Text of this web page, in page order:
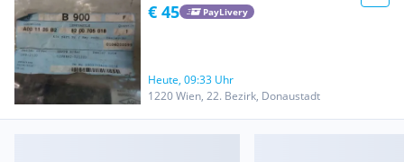
€ 45 PayLivery
Heute, 09:33 Uhr
1220 Wien, 22. Bezirk, Donaustadt